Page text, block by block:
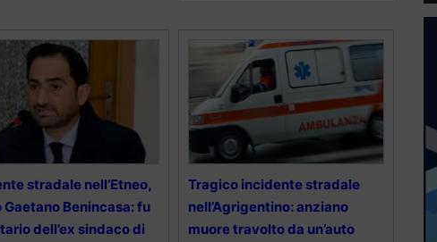
stradale nell’Etneo,
Gaetano Benincasa: fu
dell’ex sindaco di
Tragico incidente stradale
nell’Agrigentino: anziano
muore travolto da un’auto